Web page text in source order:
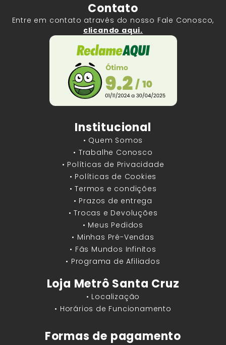
Contato
Entre em contato através do nosso Fale Conosco,
clicando aqui.
Institucional
• Quem Somos
• Trabalhe Conosco
• Políticas de Privacidade
• Políticas de Cookies
• Termos e condições
• Prazos de entrega
• Trocas e Devoluções
• Meus Pedidos
• Minhas Pré-Vendas
• Fãs Mundos Infinitos
• Programa de Afiliados
Loja Metrô Santa Cruz
• Localização
• Horários de Funcionamento
Formas de pagamento